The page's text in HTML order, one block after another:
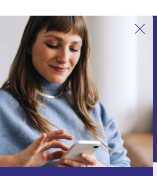
Zapisz się na nasz newsletter!
Nie przegap żadnej oferty.
Zarejestruj się
używania danych osobowych znajdują się w